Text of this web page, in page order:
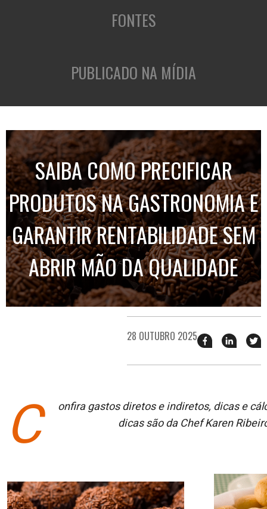
FONTES
PUBLICADO NA MÍDIA
SAIBA COMO PRECIFICAR
PRODUTOS NA GASTRONOMIA E
GARANTIR RENTABILIDADE SEM
ABRIR MÃO DA QUALIDADE
28 OUTUBRO 2025 Compartilhar
esse
no
esse
no
C onfiragastos diretos e indiretos, dicas e
dicassão daChef Karen